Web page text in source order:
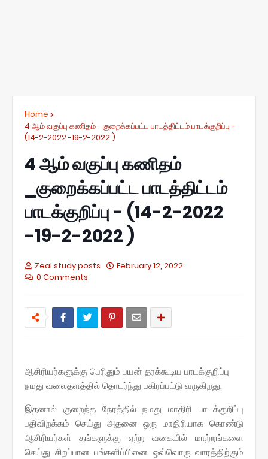
Home
4 ஆம் வகுப்பு கணிதம் _குறைக்கப்பட்ட பாடத்திட்டம் பாடக்குறிப்பு -
(14-2-2022 -19-2-2022 )
4 ஆம் வகுப்பு கணிதம்
_குறைக்கப்பட்ட பாடத்திட்டம்
பாடக்குறிப்பு - (14-2-2022
-19-2-2022 )
Zeal study posts
February 12, 2022
0 Comments
ஆசிரியர்களுக்கு பெரிதும் பயன் தரக்கூடிய பாடக்குறிப்பு
நமது வலைதளத்தில் தொடர்ந்து பகிரப்பட்டு வருகிறது.
இதனால் குறைந்த நேரத்தில் நமது மாதிரி பாடக்குறிப்பு
பதிவிறக்கம் செய்து அதனை ஒரு மாதிரியாக கொண்டு
ஆசிரியர்கள் தங்களுக்கு ஏற்ற வகையில் மாற்றங்களை
செய்து சிறப்பான பங்களிப்பினை ஒவ்வொரு வாரத்திற்கும்